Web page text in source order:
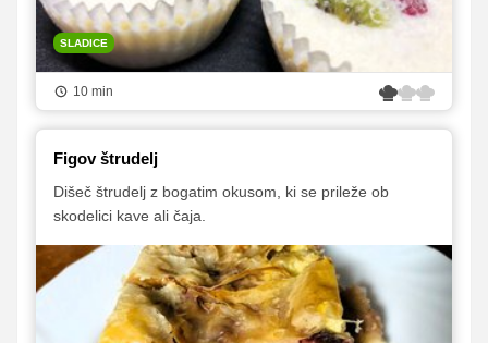
SLADICE
10 min
Figov štrudelj
Dišeč štrudelj z bogatim okusom, ki se prileže ob
skodelici kave ali čaja.